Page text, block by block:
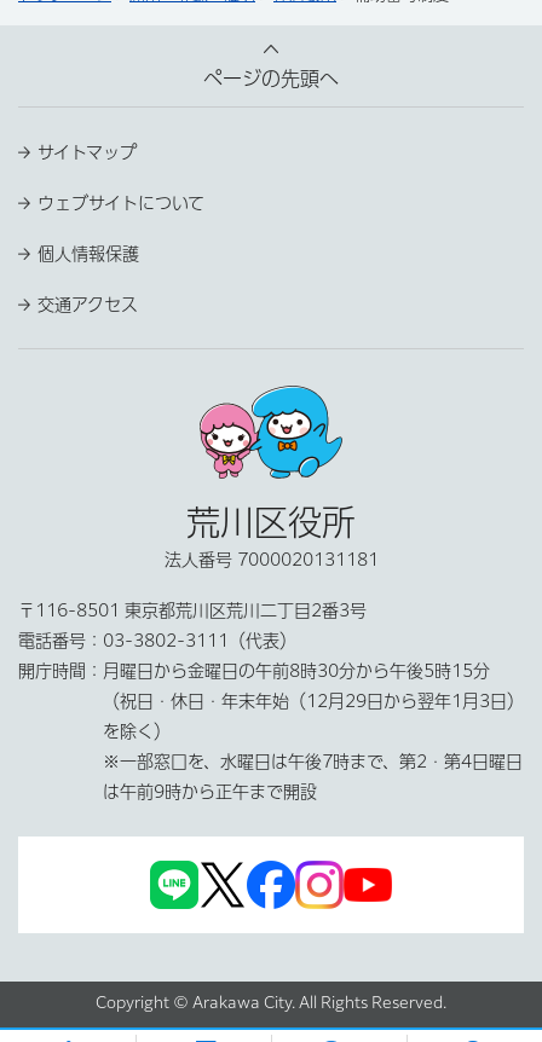
ページの先頭へ
サイトマップ
ウェブサイトについて
個人情報保護
交通アクセス
荒川区役所
法人番号 7000020131181
〒116-8501 東京都荒川区荒川二丁目2番3号
電話番号： 03-3802-3111（代表）
開庁時間： 月曜日から金曜日の午前8時30分から午後5時15分
（祝日・休日・年末年始（12月29日から翌年1月3日）
を除く）
※一部窓口を、水曜日は午後7時まで、第2・第4日曜日
は午前9時から正午まで開設
Copyright © Arakawa City. All Rights Reserved.